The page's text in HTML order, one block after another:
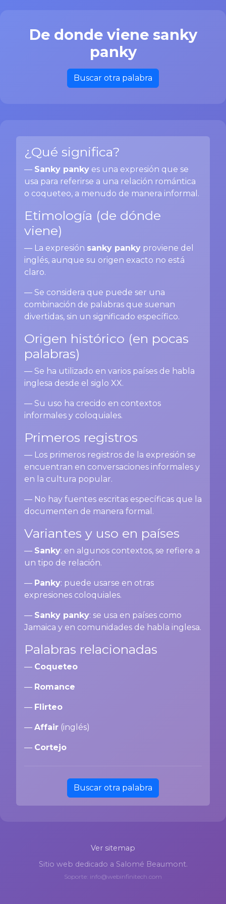
De donde viene sanky
panky
Buscar otra palabra
¿Qué significa?
— Sanky panky es una expresión que se
usa para referirse a una relación romántica
o coqueteo, a menudo de manera informal.
Etimología (de dónde
viene)
— La expresión sanky panky proviene del
inglés, aunque su origen exacto no está
claro.
— Se considera que puede ser una
combinación de palabras que suenan
divertidas, sin un significado específico.
Origen histórico (en pocas
palabras)
— Se ha utilizado en varios países de habla
inglesa desde el siglo XX.
— Su uso ha crecido en contextos
informales y coloquiales.
Primeros registros
— Los primeros registros de la expresión se
encuentran en conversaciones informales y
en la cultura popular.
— No hay fuentes escritas específicas que la
documenten de manera formal.
Variantes y uso en países
— Sanky: en algunos contextos, se refiere a
un tipo de relación.
— Panky: puede usarse en otras
expresiones coloquiales.
— Sanky panky: se usa en países como
Jamaica y en comunidades de habla inglesa.
Palabras relacionadas
— Coqueteo
— Romance
— Flirteo
— Affair (inglés)
— Cortejo
Buscar otra palabra
Ver sitemap
Sitio web dedicado a Salomé Beaumont.
Soporte: info@webinfinitech.com